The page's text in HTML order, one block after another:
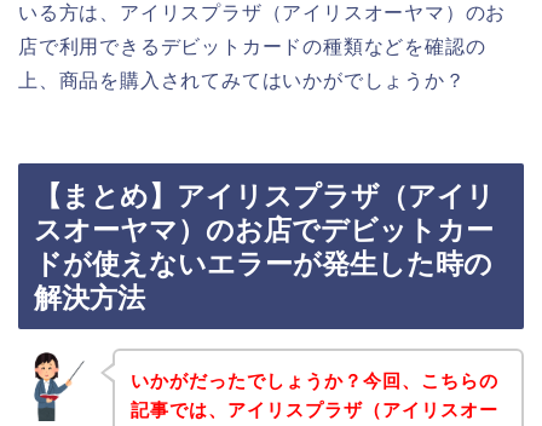
いる方は、アイリスプラザ（アイリスオーヤマ）のお
店で利用できるデビットカードの種類などを確認の
上、商品を購入されてみてはいかがでしょうか？
【まとめ】アイリスプラザ（アイリ
スオーヤマ）のお店でデビットカー
ドが使えないエラーが発生した時の
解決方法
いかがだったでしょうか？今回、こちらの
記事では、アイリスプラザ（アイリスオー